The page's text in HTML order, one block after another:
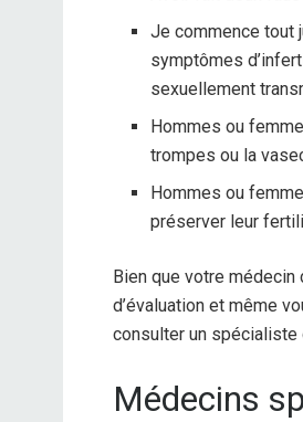
Je commence tout
symptômes
sexuellement
Hommes ou
trompes ou la
Hommes ou
préserver leur
Bien que votre
d’évaluation et même
consulter un
Médecins